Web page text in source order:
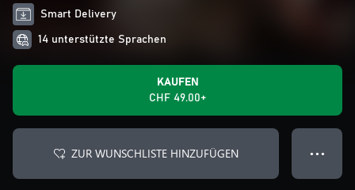
Smart Delivery
14 unterstützte Sprachen
KAUFEN
CHF 49.00+
ZUR WUNSCHLISTE HINZUFÜGEN ● ● ●